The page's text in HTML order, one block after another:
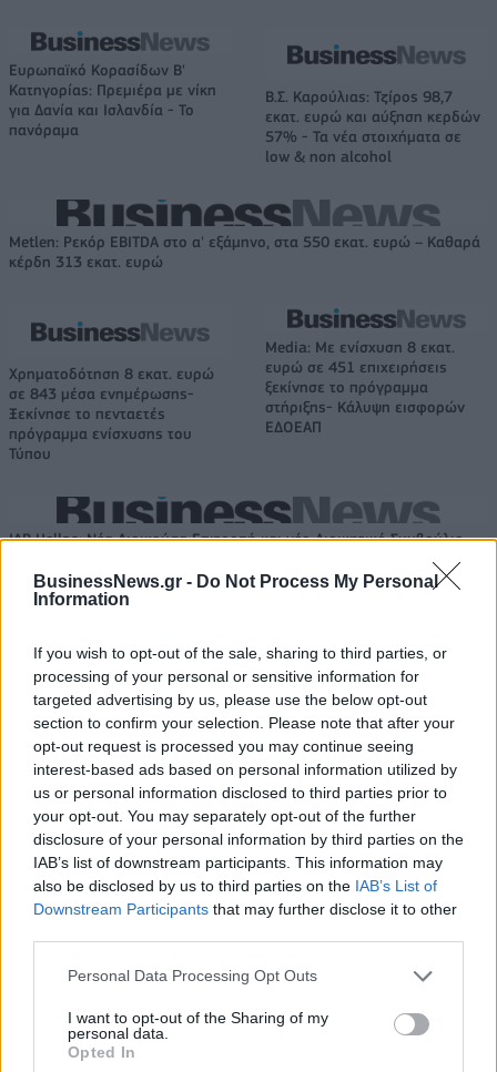
BusinessNews.gr - Do Not Process My Personal
Information
If you wish to opt-out of the sale, sharing to third parties, or
processing of your personal or sensitive information for
targeted advertising by us, please use the below opt-out
section to confirm your selection. Please note that after your
opt-out request is processed you may continue seeing
interest-based ads based on personal information utilized by
us or personal information disclosed to third parties prior to
your opt-out. You may separately opt-out of the further
disclosure of your personal information by third parties on the
IAB’s list of downstream participants. This information may
also be disclosed by us to third parties on the IAB’s List of
Downstream Participants that may further disclose it to other
Personal Data Processing Opt Outs
I want to opt-out of the Sharing of my
personal data.
Opted In
Ευρωπαϊκό Κορασίδων Β'
Κατηγορίας: Πρεμιέρα με νίκη
για Δανία και Ισλανδία - Το
πανόραμα
Β.Σ. Καρούλιας: Τζίρος 98,7
εκατ. ευρώ και αύξηση κερδών
57% - Τα νέα στοιχήματα σε
low & non alcohol
Metlen: Ρεκόρ EBITDA στο α' εξάμηνο, στα 550 εκατ. ευρώ – Καθαρά
κέρδη 313 εκατ. ευρώ
Χρηματοδότηση 8 εκατ. ευρώ
σε 843 μέσα ενημέρωσης-
Ξεκίνησε το πενταετές
πρόγραμμα ενίσχυσης του
Τύπου
Media: Με ενίσχυση 8 εκατ.
ευρώ σε 451 επιχειρήσεις
ξεκίνησε το πρόγραμμα
στήριξης- Κάλυψη εισφορών
ΕΔΟΕΑΠ
IAB Hellas: Νέα Διοικούσα Επιτροπή και νέο Διοικητικό Συμβούλιο -
Νέο Audi A2 e-tron με στόχο
την κορυφή της
αποδοτικότητας
Η Chery επενδύει 75 εκατ.
δολάρια στην KG Mobility
Το FIAT 500 Hybrid τώρα από 18.990 ευρώ
Ουκρανία: Με Μίχαϊλιουκ και
Πάρκερ: «Όνειρό μου να
κατακτήσω το ΝΒΑ Europe με τη
Βιλερμπάν» - Η διευκρινιστική
ανάρτηση που έκανε
εκατ. ευρώ τα EBITDA